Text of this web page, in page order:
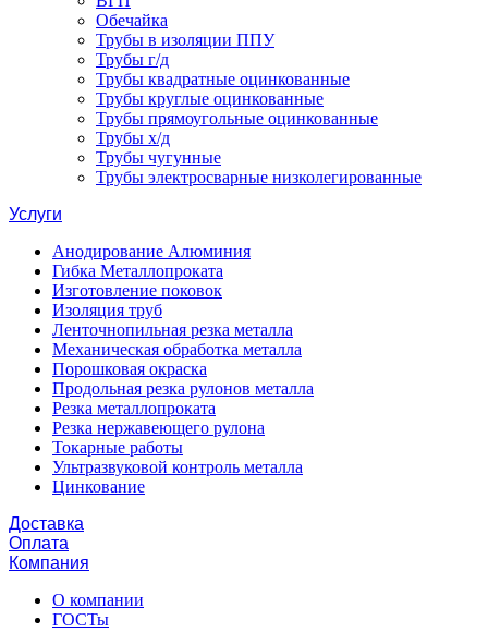
Обечайка
Трубы в изоляции ППУ
Трубы г/д
Трубы квадратные оцинкованные
Трубы круглые оцинкованные
Трубы прямоугольные оцинкованные
Трубы х/д
Трубы чугунные
Трубы электросварные низколегированные
Услуги
Анодирование Алюминия
Гибка Металлопроката
Изготовление поковок
Изоляция труб
Ленточнопильная резка металла
Механическая обработка металла
Порошковая окраска
Продольная резка рулонов металла
Резка металлопроката
Резка нержавеющего рулона
Токарные работы
Ультразвуковой контроль металла
Цинкование
Доставка
Оплата
Компания
О компании
ГОСТы